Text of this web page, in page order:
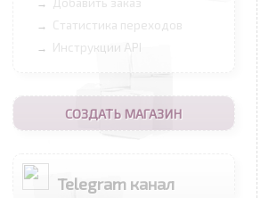
→
→ Статистика переходов
→ Инструкции API
СОЗДАТЬ МАГАЗИН
Telegram канал